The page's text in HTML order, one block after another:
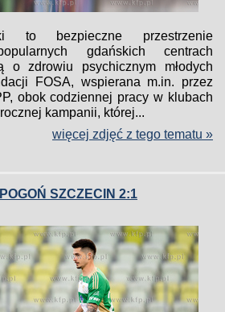
to bezpieczne przestrzenie
gdańskich centrach
o zdrowiu psychicznym młodych
FOSA, wspierana m.in. przez
obok codziennej pracy w klubach
kampanii, której...
więcej zdjęć z tego tematu »
SZCZECIN 2:1